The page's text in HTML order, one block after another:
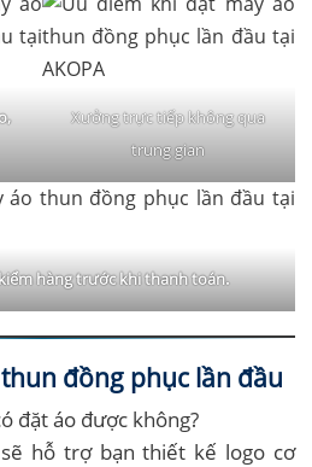
Xưởng trực tiếp không qua
trung gian
hàng trước khi thanh toán.
đồng phục lần đầu
đặt áo được không?
sẽ hỗ trợ bạn thiết kế logo cơ